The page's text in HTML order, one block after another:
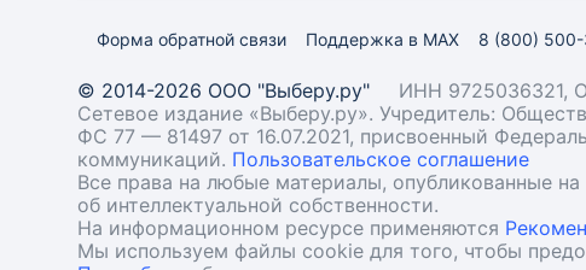
Форма обратной связи Поддержка в MAX 8 (800)
© 2014-2026 ООО "Выберу.ру"
ИНН 9725036321,
Сетевое издание «Выберу.ру». Учредитель:
ФС 77 — 81497 от 16.07.2021, присвоенный
коммуникаций. Пользовательское соглашение
Все права на любые материалы, опубликованные
об интеллектуальной собственности.
На информационном ресурсе применяются
Мы используем файлы cookie для того, чтобы